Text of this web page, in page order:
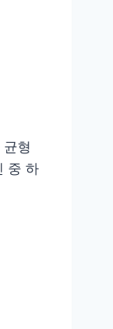
형
중 하